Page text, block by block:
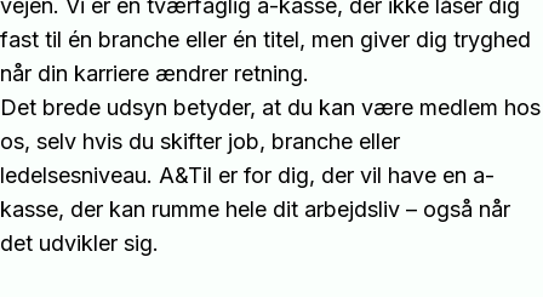
vejen. Vi er en tværfaglig a-kasse, der ikke låser dig
fast til én branche eller én titel, men giver dig tryghed
når din karriere ændrer retning.
Det brede udsyn betyder, at du kan være medlem hos
os, selv hvis du skifter job, branche eller
ledelsesniveau. A&Til er for dig, der vil have en a-
kasse, der kan rumme hele dit arbejdsliv – også når
det udvikler sig.